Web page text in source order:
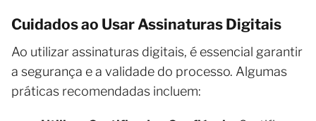
Cuidados ao Usar Assinaturas Digitais
Ao utilizar assinaturas digitais, é essencial garantir
a segurança e a validade do processo. Algumas
práticas recomendadas incluem: